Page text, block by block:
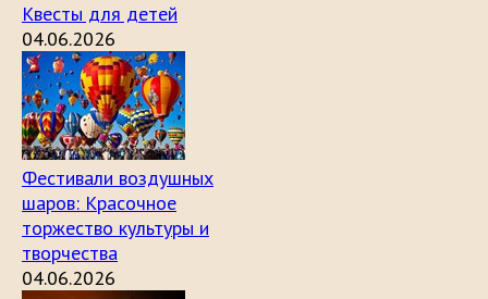
Квесты для детей
04.06.2026
Фестивали воздушных
шаров: Красочное
торжество культуры и
творчества
04.06.2026